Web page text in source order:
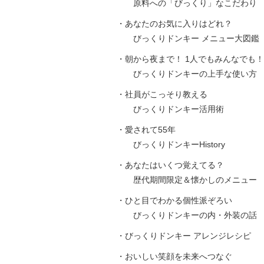
原料への「びっくり」なこだわり
・あなたのお気に入りはどれ？
びっくりドンキー メニュー大図鑑
・朝から夜まで！ 1人でもみんなでも！
びっくりドンキーの上手な使い方
・社員がこっそり教える
びっくりドンキー活用術
・愛されて55年
びっくりドンキーHistory
・あなたはいくつ覚えてる？
歴代期間限定＆懐かしのメニュー
・ひと目でわかる個性派ぞろい
びっくりドンキーの内・外装の話
・びっくりドンキー アレンジレシピ
・おいしい笑顔を未来へつなぐ